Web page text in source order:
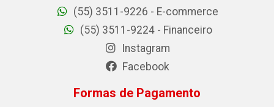
(55) 3511-9226 - E-commerce
(55) 3511-9224 - Financeiro
Instagram
Facebook
Formas de Pagamento